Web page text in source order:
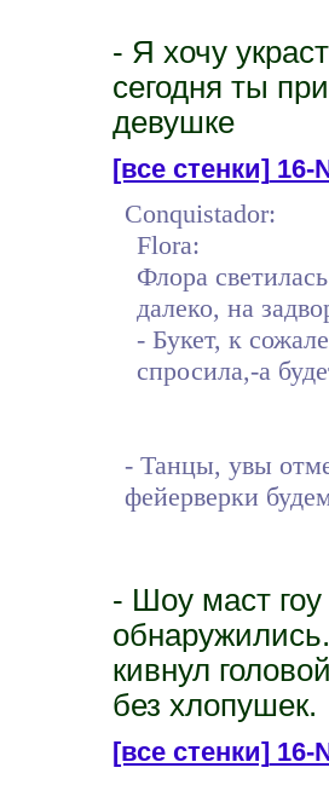
- Я хочу
сегодня ты
девушке
[все стенки]16-
Conquistador:
Flora:
Флора
далеко, на
- Букет, к
спросила,-а
- Танцы, увы
фейерверки
- Шоу маст гоу
кивнул
без хлопушек.
[все стенки]16-